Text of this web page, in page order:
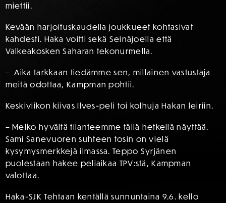
miettii.
Kevään harjoituskaudella joukkueet kohtasivat
kahdesti. Haka voitti sekä Seinäjoella että
Valkeakosken Saharan tekonurmella.
– Aika tarkkaan tiedämme sen, millainen vastustaja
meitä odottaa, Kampman pohtii.
Keskiviikon kiivas Ilves-peli toi kolhuja Hakan leiriin.
– Melko hyvältä tilanteemme tällä hetkellä näyttää.
Sami Sanevuoren suhteen tosin on vielä
kysymysmerkkejä ilmassa. Teppo Syrjänen
puolestaan hakee peliaikaa TPV:stä, Kampman
valottaa.
Haka-SJK Tehtaan kentällä sunnuntaina 9.6. kello